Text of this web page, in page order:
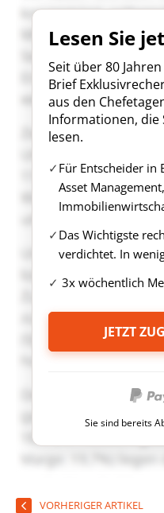
Lesen Sie
Seit über 80
Brief
aus den
Informationen, die
lesen.
Für Entscheider in
Asset
Das Wichtigste
verdichtet. In
3x wöchentlich
JETZT
Sie sind bereits
VORHERIGER ARTIKEL